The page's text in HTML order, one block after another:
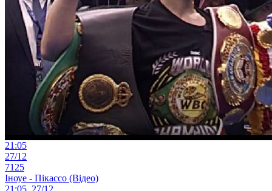
21:05
27/12
7125
Іноуе - Пікассо (Відео)
21:05, 27/12